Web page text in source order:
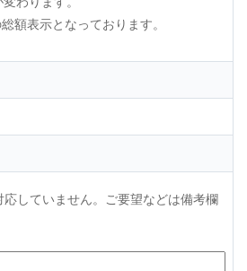
額表示となっております。
していません。ご要望などは備考欄